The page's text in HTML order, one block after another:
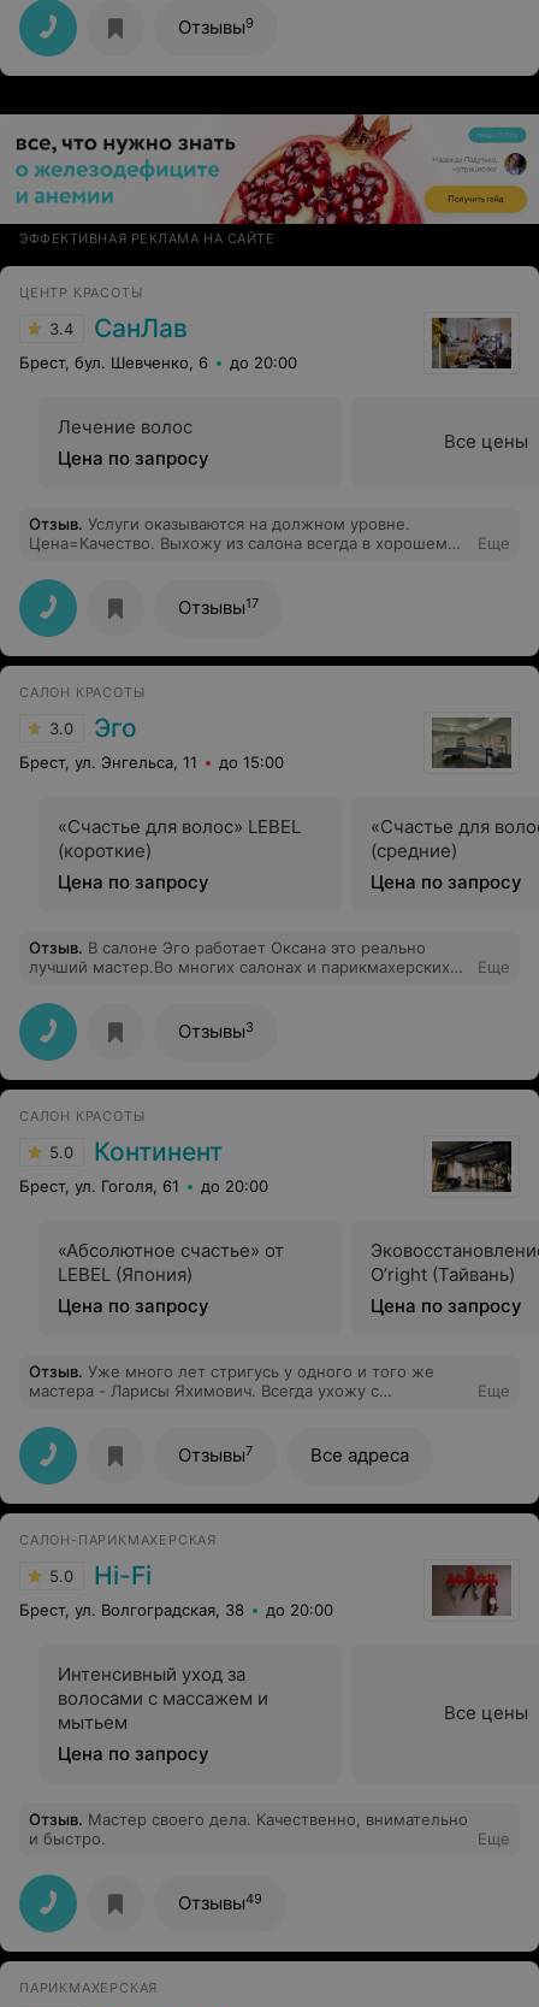
Отзывы9
ЭФФЕКТИВНАЯ РЕКЛАМА НА САЙТЕ
ЦЕНТР КРАСОТЫ
3.4 СанЛав
Брест, бул. Шевченко, 6 до 20:00
Лечение волос
Цена по запросу
Все цены
Отзыв. Услуги оказываются на должном уровне.
Цена=Качество. Выхожу из салона всегда в хорошем
хотите не только получить хорошую стрижку, но и
хорошо провести время в приятной обстановке Вам
сюда)Вчера была на наращивание ресниц!очень
вежливый и приветливый администратор(к сожаление
не запомнила имя))про мастера могу сказать одно
Еще
Отзывы17
САЛОН КРАСОТЫ
3.0 Эго
Брест, ул. Энгельса, 11 до 15:00
«Счастье для волос» LEBEL
(короткие)
Цена по запросу
«Счастье для
(средние)
Цена по запросу
Отзыв. В салоне Эго работает Оксана это реально
лучший мастер.Во многих салонах и парикмахерских
стрижке.
Еще
Отзывы3
САЛОН КРАСОТЫ
5.0 Континент
Брест, ул. Гоголя, 61 до 20:00
«Абсолютное счастье» от
LEBEL (Япония)
Цена по запросу
O’right (Тайвань)
Цена по запросу
Отзыв. Уже много лет стригусь у одного и того же
мастера - Ларисы Яхимович. Всегда ухожу с
креативной стрижечкой! Приезжала сначала из
Брестского района, а теперь приезжаю за 1300 км и
только к этому мастеру. В этом уютном салоне самые
лучшие и всегда красивые администраторы и мастера!
Спасибо прекрасной Ларисочке❣️
Еще
Отзывы7 Все адреса
САЛОН-ПАРИКМАХЕРСКАЯ
5.0 Hi-Fi
Брест, ул. Волгоградская, 38 до 20:00
Интенсивный уход за
волосами с массажем и
мытьем
Цена по запросу
Все цены
Отзыв. Мастер своего дела. Качественно, внимательно
и быстро.
Еще
Отзывы49
ПАРИКМАХЕРСКАЯ